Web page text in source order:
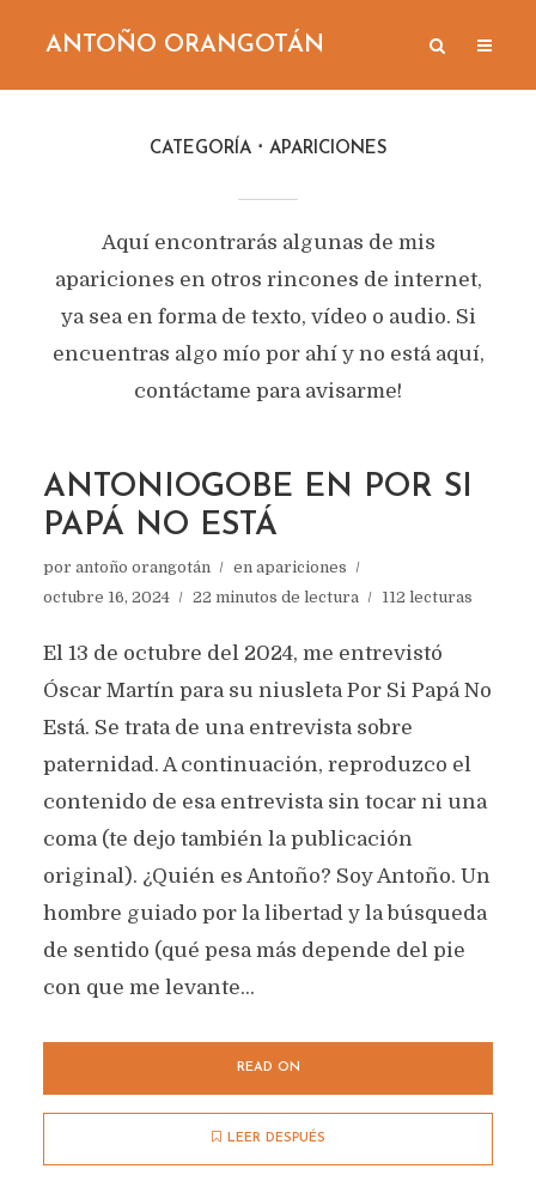
ANTOÑO ORANGOTÁN
CATEGORÍA APARICIONES
Aquí encontrarás algunas de mis
apariciones en otros rincones de internet,
ya sea en forma de texto, vídeo o audio. Si
encuentras algo mío por ahí y no está aquí,
contáctame para avisarme!
ANTONIOGOBE EN POR SI
PAPÁ NO ESTÁ
por antoño orangotán en apariciones
octubre 16, 2024
22 minutos de lectura 112 lecturas
El 13 de octubre del 2024, me entrevistó
Óscar Martín para su niusleta Por Si Papá No
Está. Se trata de una entrevista sobre
paternidad. A continuación, reproduzco el
contenido de esa entrevista sin tocar ni una
coma (te dejo también la publicación
original). ¿Quién es Antoño? Soy Antoño. Un
hombre guiado por la libertad y la búsqueda
de sentido (qué pesa más depende del pie
con que me levante...
READ ON
LEER DESPUÉS